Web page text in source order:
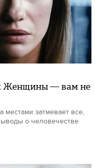
Женщины — вам не
местами затмевает все,
о человечестве